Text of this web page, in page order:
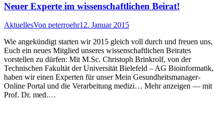
Neuer Experte im wissenschaftlichen Beirat!
AktuellesVon peterroehr12. Januar 2015
Wie angekündigt starten wir 2015 gleich voll durch und freuen uns,
Euch ein neues Mitglied unseres wissenschaftlichen Beirates
vorstellen zu dürfen: Mit M.Sc. Christoph Brinkrolf, von der
Technischen Fakultät der Universität Bielefeld – AG Bioinformatik,
haben wir einen Experten für unser Mein Gesundheitsmanager-
Online Portal und die Verarbeitung medizi… Mehr anzeigen — mit
Prof. Dr. med.…